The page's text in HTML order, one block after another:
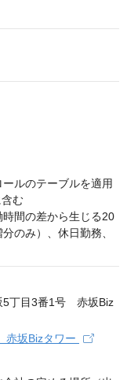
ルのテーブルを適用
む
間の差から生じる20
のみ）、休日勤務、
坂Bizタワー